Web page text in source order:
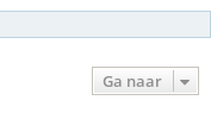
Ga naar